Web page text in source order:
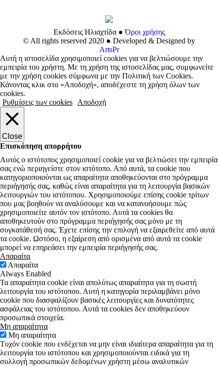
Εκδόσεις Ηλιαχτίδα ●Όροι χρήσης
© All rights reserved 2020 ● Developed & Designed by
ArtsPr
Αυτή η ιστοσελίδα χρησιμοποιεί cookies για να βελτιώσουμε την
εμπειρία του χρήστη. Με τη χρήση της ιστοσελίδας μας, συμφωνείτε
με την χρήση cookies σύμφωνα με την Πολιτική των Cookies.
Κάνοντας κλικ στο «Αποδοχή», αποδέχεστε τη χρήση όλων των
cookies.
Ρυθμίσεις των cookies
Αποδοχή
Close
Επισκόπηση απορρήτου
Αυτός ο ιστότοπος χρησιμοποιεί cookie για να βελτιώσει την εμπειρία
σας ενώ περιηγείστε στον ιστότοπο. Από αυτά, τα cookie που
κατηγοριοποιούνται ως απαραίτητα αποθηκεύονται στο πρόγραμμα
περιήγησής σας, καθώς είναι απαραίτητα για τη λειτουργία βασικών
λειτουργιών του ιστότοπου. Χρησιμοποιούμε επίσης cookie τρίτων
που μας βοηθούν να αναλύσουμε και να κατανοήσουμε πώς
χρησιμοποιείτε αυτόν τον ιστότοπο. Αυτά τα cookies θα
αποθηκευτούν στο πρόγραμμα περιήγησής σας μόνο με τη
συγκατάθεσή σας. Έχετε επίσης την επιλογή να εξαιρεθείτε από αυτά
τα cookie. Ωστόσο, η εξαίρεση από ορισμένα από αυτά τα cookie
μπορεί να επηρεάσει την εμπειρία περιήγησής σας.
Απαραίτα
Απαραίτα
Always Enabled
Τα απαραίτητα cookie είναι απολύτως απαραίτητα για τη σωστή
λειτουργία του ιστότοπου. Αυτή η κατηγορία περιλαμβάνει μόνο
cookie που διασφαλίζουν βασικές λειτουργίες και δυνατότητες
ασφάλειας του ιστότοπου. Αυτά τα cookies δεν αποθηκεύουν
προσωπικά στοιχεία.
Μη απαραίτητα
Μη απαραίτητα
Τυχόν cookie που ενδέχεται να μην είναι ιδιαίτερα απαραίτητα για τη
λειτουργία του ιστότοπου και χρησιμοποιούνται ειδικά για τη
συλλογή προσωπικών δεδομένων χρήστη μέσω αναλυτικών